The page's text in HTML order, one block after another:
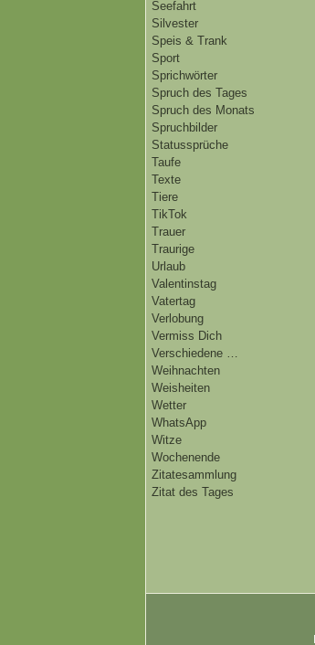
Seefahrt
Silvester
Speis & Trank
Sport
Sprichwörter
Spruch des Tages
Spruch des Monats
Spruchbilder
Statussprüche
Taufe
Texte
Tiere
TikTok
Trauer
Traurige
Urlaub
Valentinstag
Vatertag
Verlobung
Vermiss Dich
Verschiedene …
Weihnachten
Weisheiten
Wetter
WhatsApp
Witze
Wochenende
Zitatesammlung
Zitat des Tages